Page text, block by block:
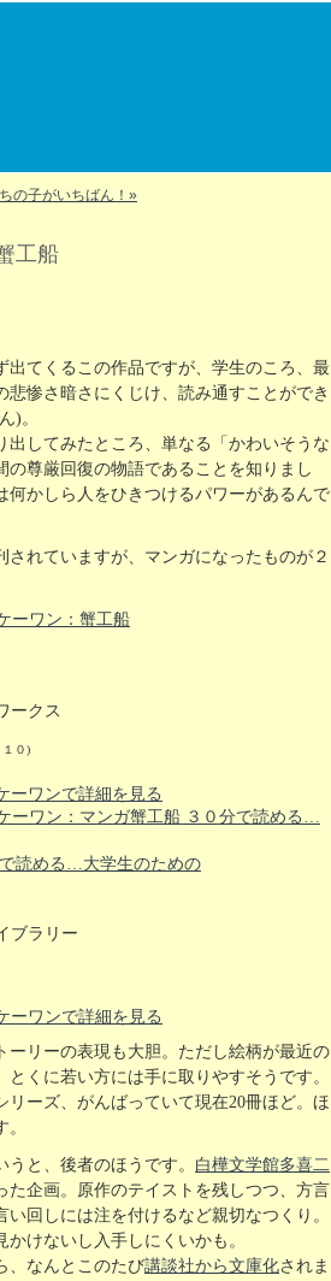
の子がいちばん！»
工船
出てくるこの作品ですが、学生のころ、最
悲惨さ暗さにくじけ、読み通すことができ
)。
出してみたところ、単なる「かわいそうな
の尊厳回復の物語であることを知りまし
何かしら人をひきつけるパワーがあるんで
されていますが、マンガになったものが２
ークス
１０)
ーワンで詳細を見る
読める…大学生のための
ブラリー
ーワンで詳細を見る
ーリーの表現も大胆。ただし絵柄が最近の
とくに若い方には手に取りやすそうです。
リーズ、がんばっていて現在20冊ほど。ほ
と、後者のほうです。 白樺文学館多喜二
た企画。原作のテイストを残しつつ、方言
い回しには注を付けるなど親切なつくり。
けないし入手しにくいかも。
、なんとこのたび講談社から文庫化されま